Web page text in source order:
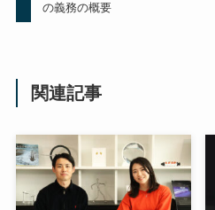
の義務の概要
関連記事